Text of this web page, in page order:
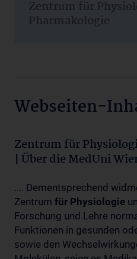
Zentrum für
Pharmakologie
Webseiten-
Zentrum für
| Über die MedUni
.... Dementsprechend
Zentrum für Physiologie
Forschung und Lehre
Funktionen in gesunden
sowie den